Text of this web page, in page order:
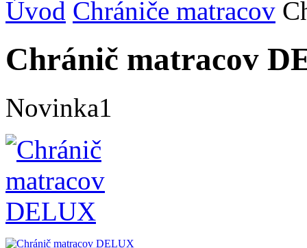
Úvod Chrániče matracov
Chránič matracov
Novinka1